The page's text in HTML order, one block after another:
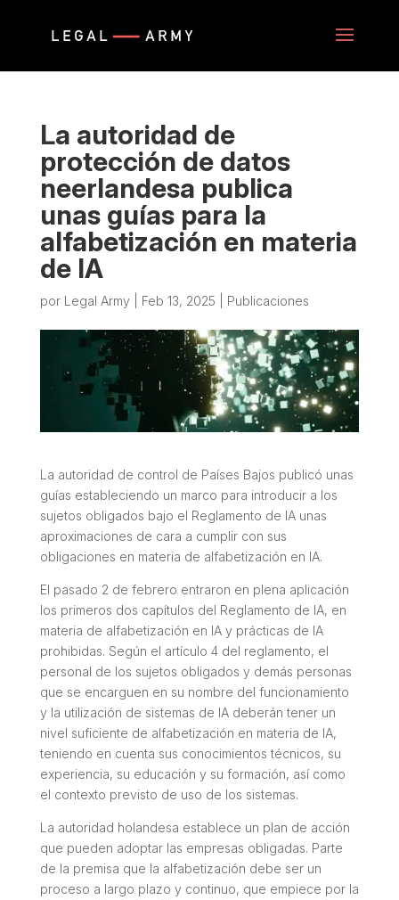
La autoridad de
protección de datos
neerlandesa publica
unas guías para la
alfabetización en materia
de IA
por Legal Army Feb 13, 2025 Publicaciones
La autoridad de control de Países Bajos publicó unas
guías estableciendo un marco para introducir a los
sujetos obligados bajo el Reglamento de IA unas
aproximaciones de cara a cumplir con sus
obligaciones en materia de alfabetización en IA.
El pasado 2 de febrero entraron en plena aplicación
los primeros dos capítulos del Reglamento de IA, en
materia de alfabetización en IA y prácticas de IA
prohibidas. Según el artículo 4 del reglamento, el
personal de los sujetos obligados y demás personas
que se encarguen en su nombre del funcionamiento
y la utilización de sistemas de IA deberán tener un
nivel suficiente de alfabetización en materia de IA,
teniendo en cuenta sus conocimientos técnicos, su
experiencia, su educación y su formación, así como
el contexto previsto de uso de los sistemas.
La autoridad holandesa establece un plan de acción
que pueden adoptar las empresas obligadas. Parte
de la premisa que la alfabetización debe ser un
proceso a largo plazo y continuo, que empiece por la